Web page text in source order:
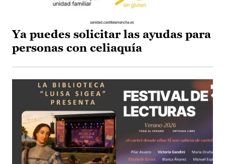
Ya puedes solicitar las ayudas para
personas con celiaquía